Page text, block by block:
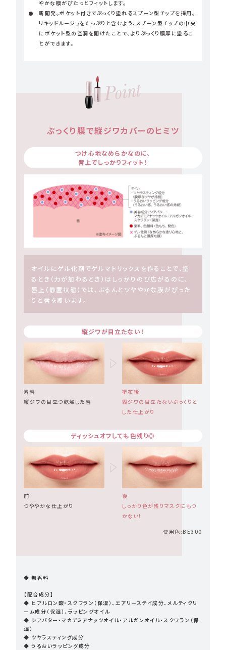
やかな膜がぴたっとフィットします。
新開発。ポケット付きでぷっくり塗れるスプーン型チップを採用。
リキッドルージュをたっぷりと含むよう、スプーン型チップの中央
にポケット型の空洞を開けたことで、よりぷっくり膜厚に塗るこ
とができます。
ぷっくり膜で縦ジワカバーのヒミツ
つけ心地なめらかなのに、
唇上でしっかりフィット！
オイルにゲル化剤でゲルマトリックスを作ることで、塗
るとき（力が加わるとき）はしっかりのび広がるのに、
唇上（静置状態）では、ぷるんとツヤやかな膜がぴった
りと唇を覆います。
縦ジワが目立たない！
素唇
縦ジワの目立つ乾燥した唇
塗布後
縦ジワの目立たないぷっくりと
した仕上がり
ティッシュオフしても色残り◎
前
つややかな仕上がり
後
しっかり色が残りマスクにもつ
かない！
使用色:BE300
◆ 無香料
【配合成分】
◆ ヒアルロン酸・スクワラン（保湿）、エアリーステイ成分、メルティクリ
ーム成分（保湿）、ラッピングオイル
◆ シアバター・マカデミアナッツオイル・アルガンオイル・スクワラン（保
湿）
◆ ツヤラスティング成分
◆ うるおいラッピング成分